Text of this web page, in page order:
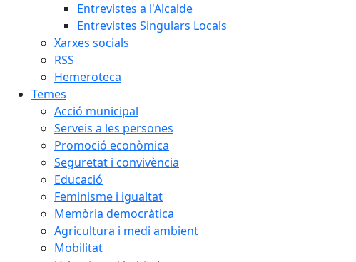
Entrevistes a l'Alcalde
Entrevistes Singulars Locals
Xarxes socials
RSS
Hemeroteca
Temes
Acció municipal
Serveis a les persones
Promoció econòmica
Seguretat i convivència
Educació
Feminisme i igualtat
Memòria democràtica
Agricultura i medi ambient
Mobilitat